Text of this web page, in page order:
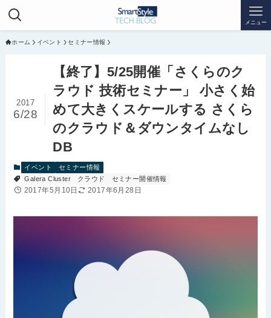
メニュー
ホーム イベント セミナー情報
【終了】5/25開催「さくらのク
ラウド 技術セミナー」 小さく始
めて大きくスケールする さくら
のクラウド＆ダウンタイムなし
DB
2017
6/28
イベント
セミナー情報
Galera Cluster
クラウド セミナー開催情報
2017年5月10日 2017年6月28日